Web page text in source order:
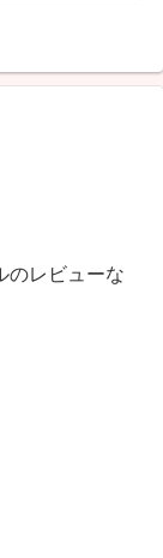
のレビューな